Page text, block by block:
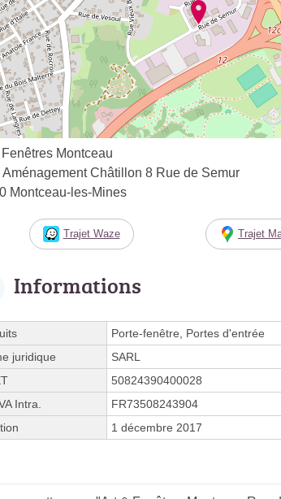
Montceau
Aménagement Châtillon 8 Rue de Semur
Montceau-les-Mines
Trajet Waze Trajet
Informations
Porte-fenêtre, Portes d'entrée
juridique
SARL
50824390400028
Intra.
FR73508243904
1 décembre 2017